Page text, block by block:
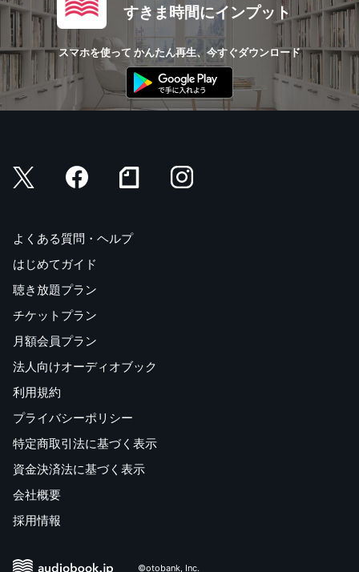
すきま時間にインプット
スマホを使って かんたん再生、今すぐダウンロード
よくある質問・ヘルプ
はじめてガイド
聴き放題プラン
チケットプラン
月額会員プラン
法人向けオーディオブック
利用規約
プライバシーポリシー
特定商取引法に基づく表示
資金決済法に基づく表示
会社概要
採用情報
©otobank, Inc.